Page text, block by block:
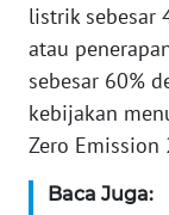
listrik sebesar
atau
sebesar 60%
kebijakan
Zero Emission
Baca Juga:
WN
SUMUT
WN
JAKARTA
WN